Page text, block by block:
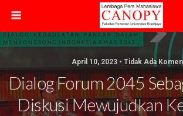
April 10, 2023 • Tidak Ada
Dialog Forum 2045
Diskusi Mewujudkan